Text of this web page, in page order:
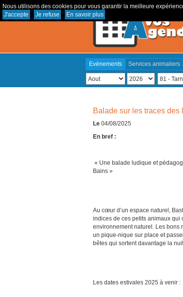
Nous utilisons des cookies pour vous garantir la meilleure
J'accepte
Je refuse En savoir plus
Evénements Services animaliers
Balade sur les traces des
Le 04/08/2025
En bref :
« Une balade ludique et
Bains »
Au cœur d’un espace naturel,
indices de ces petits animaux qui
environnement naturel. Les bons
un pique-nique sur place et
bêtes qui sortent davantage la
Les dates estivales 2025 à venir :